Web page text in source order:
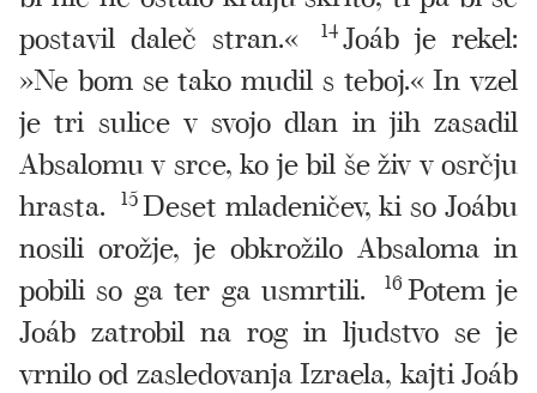
postavil daleč stran.«
14Joáb je rekel:
»Ne bom se tako mudil s teboj.« In vzel
je tri sulice v svojo dlan in jih zasadil
Absalomu v srce, ko je bil še živ v osrčju
hrasta. 15Deset mladeničev, ki so Joábu
nosili orožje, je obkrožilo Absaloma in
pobili so ga ter ga usmrtili.
16 Potem je
Joáb zatrobil na rog in ljudstvo se je
vrnilo od zasledovanja Izraela, kajti Joáb